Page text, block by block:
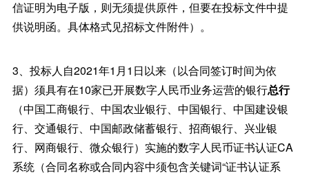
信证明为电子版，则无须提供原件，但要在投标文件中提
供说明函。具体格式见招标文件附件）。
3、投标人自2021年1月1日以来（以合同签订时间为依
据）须具有在10家已开展数字人民币业务运营的银行总行
（中国工商银行、中国农业银行、中国银行、中国建设银
行、交通银行、中国邮政储蓄银行、招商银行、兴业银
行、网商银行、微众银行）实施的数字人民币证书认证CA
系统（合同名称或合同内容中须包含关键词“证书认证系